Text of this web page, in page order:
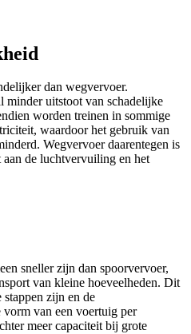
dan wegvervoer.
minder uitstoot van schadelijke
worden treinen in sommige
waardoor het gebruik van
Wegvervoer daarentegen is
de luchtvervuiling en het
sneller zijn dan spoorvervoer,
van kleine hoeveelheden. Dit
zijn en de
van een voertuig per
meer capaciteit bij grote